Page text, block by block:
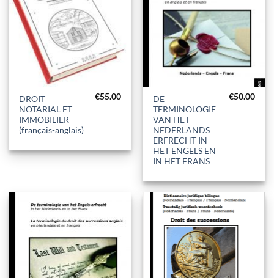
DROIT
NOTARIAL ET
IMMOBILIER
(français-anglais)
€55.00
DE
TERMINOLOGIE
VAN HET
NEDERLANDS
ERFRECHT IN
HET ENGELS EN
IN HET FRANS
€50.00